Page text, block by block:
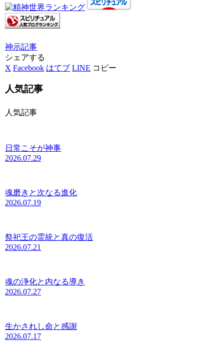
神示記事
シェアする
X Facebook はてブ LINE コピー
人気記事
人気記事
日常こそが神事
2026.07.29
魂磨きと次なる進化
2026.07.19
祭祀王の霊統と真の復活
2026.07.21
魂の浄化と内なる導き
2026.07.27
生かされし命と感謝
2026.07.17